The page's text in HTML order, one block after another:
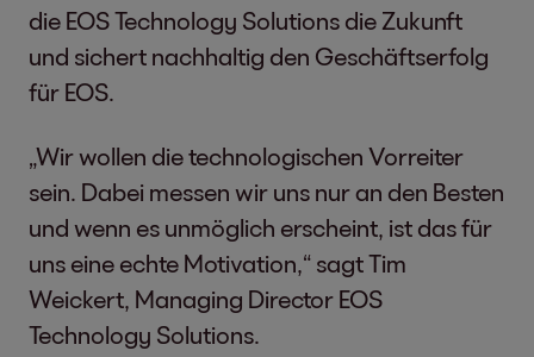
die EOS Technology Solutions die Zukunft
und sichert nachhaltig den Geschäftserfolg
für EOS.
„Wir wollen die technologischen Vorreiter
sein. Dabei messen wir uns nur an den Besten
und wenn es unmöglich erscheint, ist das für
uns eine echte Motivation,“ sagt Tim
Weickert, Managing Director EOS
Technology Solutions.